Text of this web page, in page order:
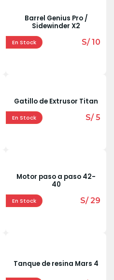
Barrel Genius Pro /
Sidewinder X2
En Stock S/ 10
Gatillo de Extrusor Titan
En Stock S/ 5
Motor paso a paso 42-
40
En Stock S/ 29
Tanque de resina Mars 4